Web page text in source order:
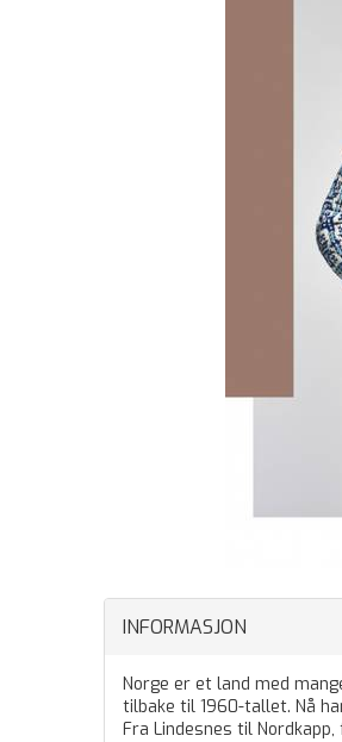
INFORMASJON
Norge er et land med
tilbake til 1960-tallet. Nå
Fra Lindesnes til